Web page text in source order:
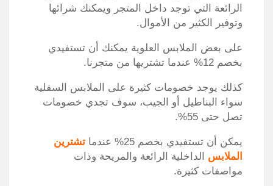
الرائعة التي توجد داخل المتجر ويمكنك شرائها
وتوفير الكثير من الأموال.
على بعض الملابس العلوية يمكنك أن تستفيدي
بخصم 12% عندما تشتريها من متجرنا.
كذلك يوجد خصومات كثيرة على الملابس السفلية
سواء البناطيل أو الجيب، سوف تجدي خصومات
تصل حتى 55%.
يمكن أن تستفيدي بخصم 25% عندما
تشترين
الملابس الداخلية الرائعة والمريحة وذات
مواصفات كثيرة.